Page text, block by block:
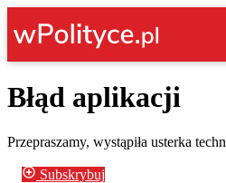
Błąd aplikacji
Przepraszamy, wystąpiła usterka
Subskrybuj